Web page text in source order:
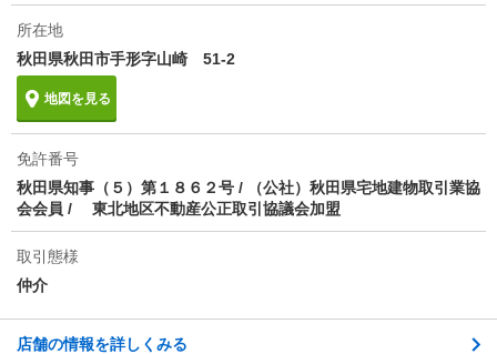
その他諸費用 町内会費200円、ruumサポート費用1980円
仲介手数料 1.1ヶ月
情報更新日
次回更新予定日
所在地
秋田県秋田市手形字山崎 51-2
地図を見る
免許番号
秋田県知事（５）第１８６２号 / （公社）秋田県宅地建物取引業協
会会員 / 東北地区不動産公正取引協議会加盟
取引態様
仲介
店舗の情報を詳しくみる